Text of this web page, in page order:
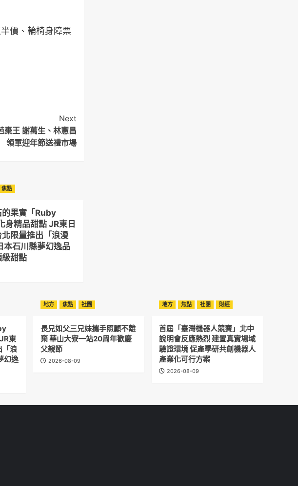
價、輪椅身障票
Next
棗王 謝萬生、林憲昌
領軍迎年節送禮市場
焦點
的果實「Ruby
身精品甜點 JR東日
限量推出「浪漫
本石川縣夢幻逸品
甜點
東
「浪
幻逸
地方 焦點 社團
長兄如父三兄妹攜手照顧不離
棄 華山大寮一站20周年歡慶
父親節
2026-08-09
地方 焦點 社團 財經
首屆「臺灣機器人競賽」北中
說明會反應熱烈 建置真實場域
驗證環境 促產學研共創機器人
產業化可行方案
2026-08-09